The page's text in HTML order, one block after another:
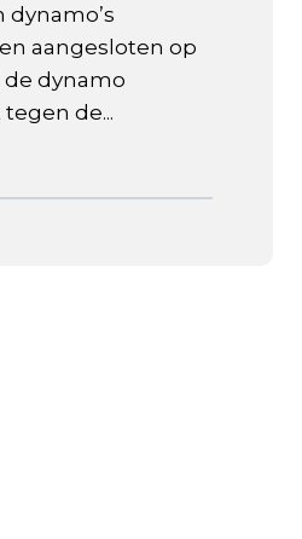
dynamo’s
aangesloten op
de dynamo
de...